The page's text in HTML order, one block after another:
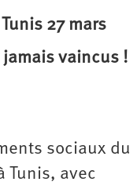
Tunis 27 mars
vaincus !
sociaux du
Tunis, avec